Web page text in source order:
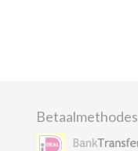
Betaalmethodes